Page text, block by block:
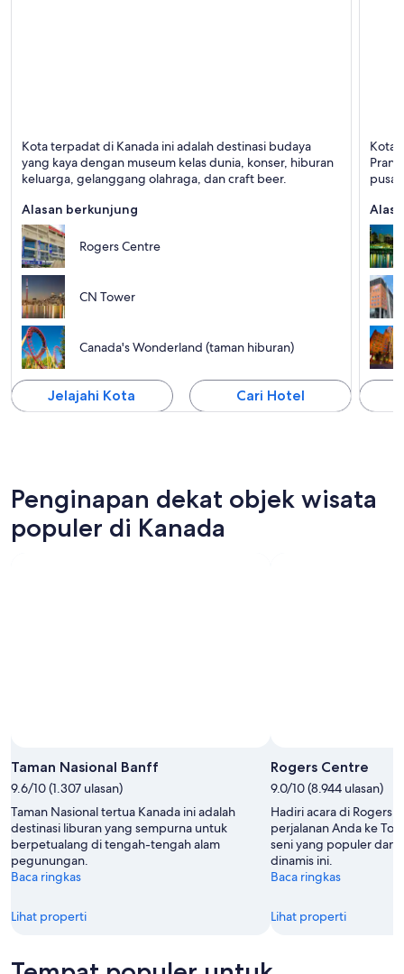
Terkenal dengan Hiburan, Teater, dan Museum
Kota terpadat di Kanada ini adalah destinasi budaya
yang kaya dengan museum kelas dunia, konser, hiburan
keluarga, gelanggang olahraga, dan craft beer.
Alasan berkunjung
Rogers Centre
CN Tower
Canada's Wonderland (taman hiburan)
Jelajahi Kota Cari Hotel
Seni
Kota
Penginapan dekat objek wisata
populer di Kanada
Terbuka
oleh
Banff
Lake
Louise
Tourism
Taman Nasional Banff
9.6/10 (1.307 ulasan)
Taman Nasional tertua Kanada ini adalah
destinasi liburan yang sempurna untuk
berpetualang di tengah-tengah alam
pegunungan.
Baca ringkas
Lihat properti
Rogers Centre
9.0/10 (8.944 ulasan)
Hadiri acara di Rogers
perjalanan Anda ke
seni yang populer dan
dinamis ini.
Baca ringkas
Lihat properti